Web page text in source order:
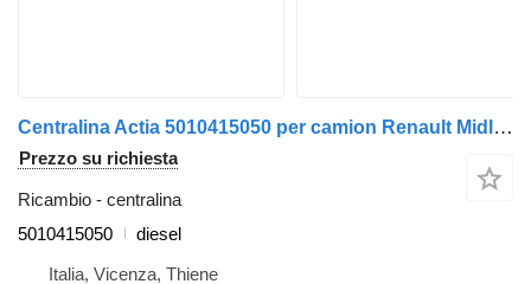
Centralina Actia 5010415050 per camion Renault Midlum
Prezzo su richiesta
Ricambio - centralina
5010415050
diesel
Italia, Vicenza, Thiene